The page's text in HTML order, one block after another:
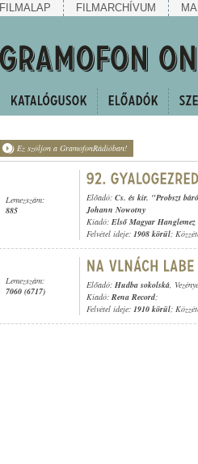
FILMALAP FILMARCHÍVUM
Ez szóljon a GramofonRádióban!
Lemezszám:
885
Előadó: Cs. és kir. "Probszt
Johann Nowotny
Kiadó: Első Magyar Hanglemez
Felvétel ideje: 1908 körül;
Lemezszám:
7060 (6717)
Előadó: Hudba sokolská,
Kiadó: Rena Record;
Felvétel ideje: 1910 körül;